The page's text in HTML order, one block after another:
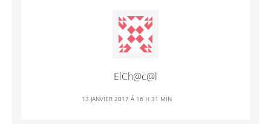
ElCh@c@l
13 JANVIER 2017 Á 16 H 31 MIN